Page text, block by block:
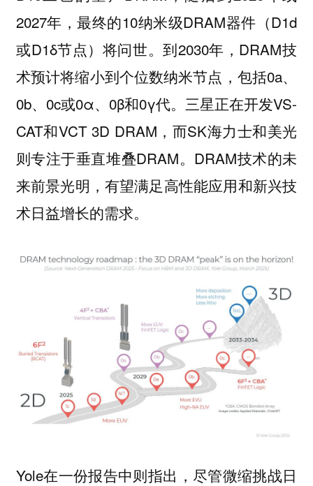
2027年，最终的10纳米级DRAM器件（D1d
或D1δ节点）将问世。到2030年，DRAM技
术预计将缩小到个位数纳米节点，包括0a、
0b、0c或0α、0β和0γ代。三星正在开发VS-
CAT和VCT 3D DRAM，而SK海力士和美光
则专注于垂直堆叠DRAM。DRAM技术的未
来前景光明，有望满足高性能应用和新兴技
术日益增长的需求。
Yole在一份报告中则指出，尽管微缩挑战日